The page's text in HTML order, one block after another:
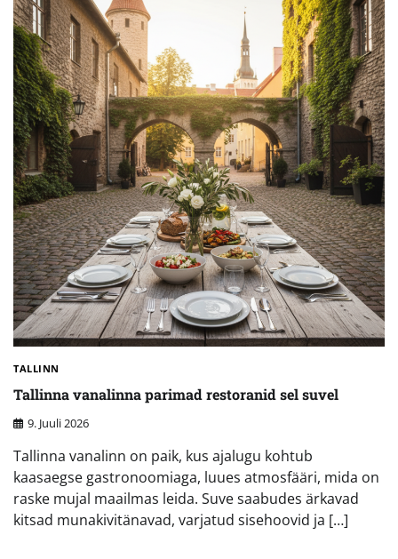
TALLINN
Tallinna vanalinna parimad restoranid sel suvel
9. Juuli 2026
Tallinna vanalinn on paik, kus ajalugu kohtub
kaasaegse gastronoomiaga, luues atmosfääri, mida on
raske mujal maailmas leida. Suve saabudes ärkavad
kitsad munakivitänavad, varjatud sisehoovid ja […]